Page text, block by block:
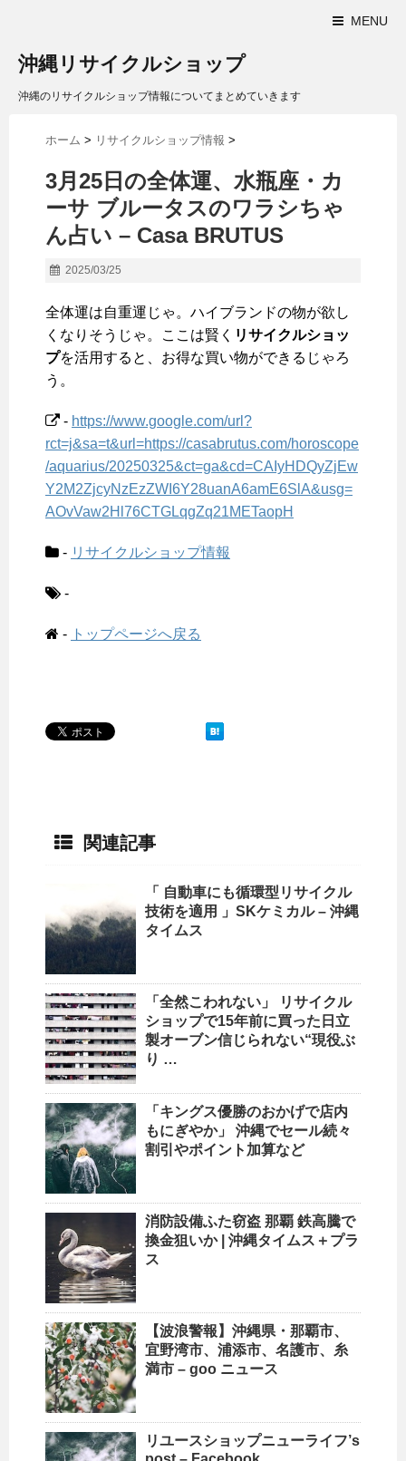
MENU
沖縄リサイクルショップ
沖縄のリサイクルショップ情報についてまとめていきます
ホーム > リサイクルショップ情報 >
3月25日の全体運、水瓶座・カ
ーサ ブルータスのワラシちゃ
ん占い – Casa BRUTUS
2025/03/25
全体運は自重運じゃ。ハイブランドの物が欲し
くなりそうじゃ。ここは賢く リサイクルショッ
プを活用すると、お得な買い物ができるじゃろ
う。
- https://www.google.com/url?
rct=j&sa=t&url=https://casabrutus.com/horoscope
/aquarius/20250325&ct=ga&cd=CAIyHDQyZjEw
Y2M2ZjcyNzEzZWI6Y28uanA6amE6SlA&usg=
AOvVaw2Hl76CTGLqgZq21METaopH
- リサイクルショップ情報
-
- トップページへ戻る
関連記事
「 自動車にも循環型 リサイクル
技術を適用 」SKケミカル – 沖縄
タイムス
「全然こわれない」
リサイクル
ショップで15年前に買った日立
製オーブン信じられない“現役ぶ
り …
「キングス優勝のおかげで店内
もにぎやか」 沖縄でセール続々
割引やポイント加算など
消防設備ふた窃盗 那覇 鉄高騰で
換金狙いか | 沖縄タイムス＋プラ
ス
【波浪警報】 沖縄県・那覇市、
宜野湾市、浦添市、名護市、糸
満市 – goo ニュース
リユースショップニューライフ’s